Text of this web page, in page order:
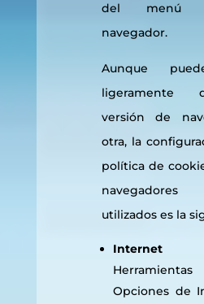
del menú
navegador.
Aunque
ligeramente
versión de
otra, la
política de
utilizados es la
Internet
Opciones de